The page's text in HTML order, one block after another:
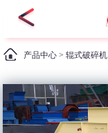
产品中心 >辊式破碎机